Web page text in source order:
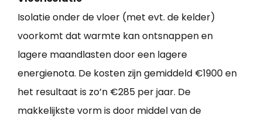
Isolatie onder de vloer (met evt. de kelder)
voorkomt dat warmte kan ontsnappen en
lagere maandlasten door een lagere
energienota. De kosten zijn gemiddeld €1900 en
het resultaat is zo’n €285 per jaar. De
makkelijkste vorm is door middel van de